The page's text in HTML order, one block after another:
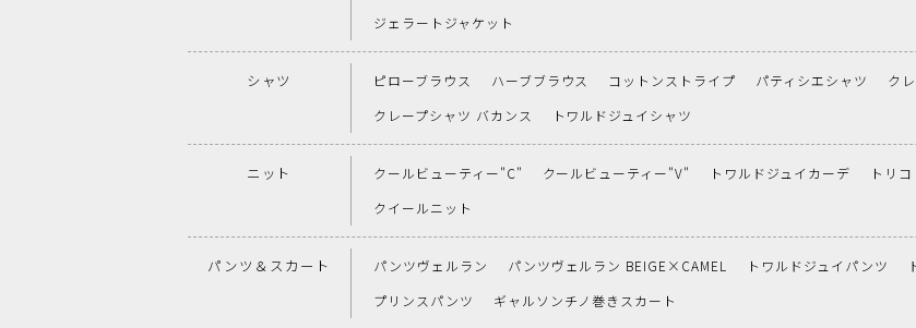
ジェラートジャケット
シャツ ピローブラウス ハーブブラウス コットンストライプ パティシエシャツ
ク
クレープシャツ バカンス
トワルドジュイシャツ
ニット クールビューティー"C" クールビューティー"V" トワルドジュイカーデ トリ
クイールニット
パンツ＆スカート パンツヴェルラン パンツヴェルラン BEIGE×CAMEL トワルドジュイパンツ
プリンスパンツ
ギャルソンチノ巻きスカート